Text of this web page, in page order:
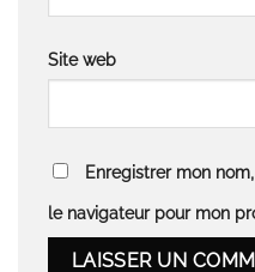
Site web
Enregistrer mon
le navigateur pour mon